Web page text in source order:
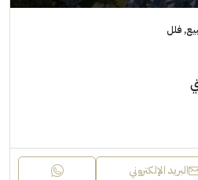
فلل
البريد الإلكتروني